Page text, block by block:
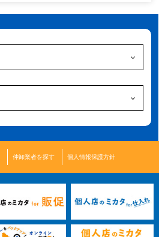
仲卸業者を探す 個人情報保護方針